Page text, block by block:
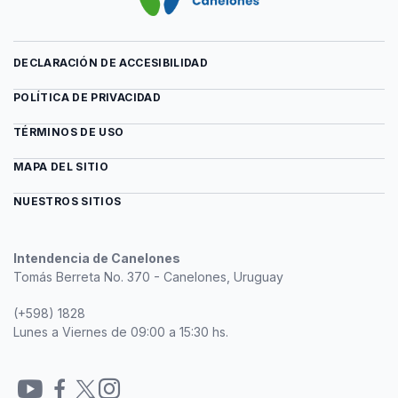
Intendencia de Canelones
Tomás Berreta No. 370 - Canelones, Uruguay
(+598) 1828
Lunes a Viernes de 09:00 a 15:30 hs.
DECLARACIÓN DE ACCESIBILIDAD
POLÍTICA DE PRIVACIDAD
TÉRMINOS DE USO
MAPA DEL SITIO
NUESTROS SITIOS